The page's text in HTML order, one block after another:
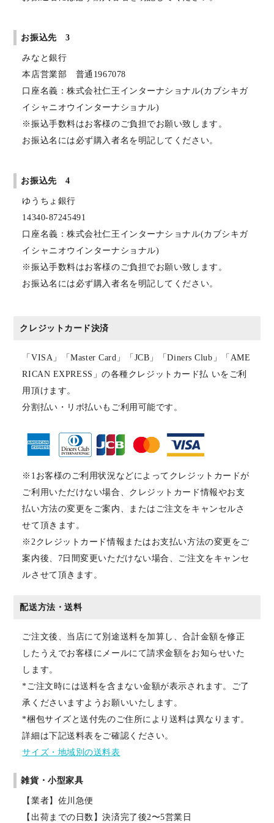
お振込先 3
みなと銀行
本店営業部 普通1967078
口座名義：株式会社仁王インターナショナル(カブシキガ
イシャニオウインターナショナル)
※振込手数料はお客様のご負担でお願い致します。
お振込名には必ず購入者名を明記してください。
お振込先 4
ゆうちょ銀行
14340-87245491
口座名義：株式会社仁王インターナショナル(カブシキガ
イシャニオウインターナショナル)
※振込手数料はお客様のご負担でお願い致します。
お振込名には必ず購入者名を明記してください。
クレジットカード決済
「VISA」「Master Card」「JCB」「Diners Club」「AME
RICAN EXPRESS」の各種クレジットカード払 いをご利
用頂けます。
分割払い・リボ払いもご利用可能です。
※1お客様のご利用状況などによってクレジットカードが
ご利用いただけない場合、クレジットカード情報やお支
払い方法の変更をご案内、またはご注文をキャンセルさ
せて頂きます。
※2クレジットカード情報またはお支払い方法の変更をご
案内後、7日間変更いただけない場合、ご注文をキャンセ
ルさせて頂きます。
配送方法・送料
ご注文後、当店にて別途送料を加算し、合計金額を修正
したうえでお客様にメールにて請求金額をお知らせいた
します。
*ご注文時には送料を含まない金額が表示されます。ご了
承くださいますようお願いいたします。
*梱包サイズと送付先のご住所により送料は異なります。
詳細は下記送料表をご確認ください。
サイズ・地域別の送料表
雑貨・小型家具
【業者】佐川急便
【出荷までの日数】決済完了後2〜5営業日